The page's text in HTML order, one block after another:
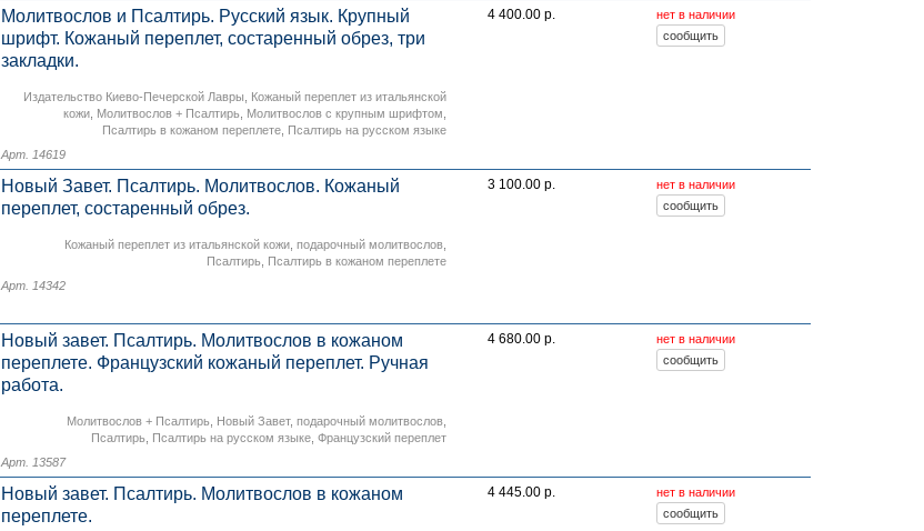
Молитвослов и Псалтирь. Русский язык. Крупный
шрифт. Кожаный переплет, состаренный обрез, три
закладки.
Издательство Киево-Печерской Лавры
Кожаный переплет из итальянской
кожи Молитвослов + Псалтирь Молитвослов с крупным шрифтом
Псалтирь в кожаном переплете Псалтирь на русском языке
Арт. 14619
4 400.00 р. нет в наличии
Новый Завет. Псалтирь. Молитвослов. Кожаный
переплет, состаренный обрез.
Кожаный переплет из итальянской кожи ,подарочный молитвослов
Псалтирь Псалтирь в кожаном переплете
Арт. 14342
3 100.00 р. нет в наличии
Новый завет. Псалтирь. Молитвослов в кожаном
переплете. Французский кожаный переплет. Ручная
работа.
Молитвослов + Псалтирь Новый Завет,подарочный молитвослов
Псалтирь Псалтирь на русском языке ,Французский переплет
Арт. 13587
4 680.00 р. нет в наличии
Новый завет. Псалтирь. Молитвослов в кожаном
переплете.
4 445.00 р. нет в наличии